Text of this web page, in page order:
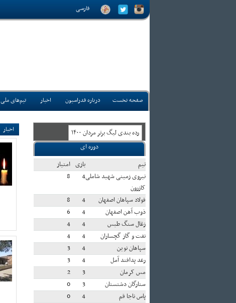
فارسی
صفحه نخست درباره فدراسیون اخبار تیم‌های ملی
رده بندی ليگ برتر مردان ۱۴۰۰
دوره ای
تيم
بازی امتياز
نیروی زمینی شهید شاملی
کازرون
4
8
فولاد سپاهان اصفهان 4
8
ذوب آهن اصفهان
4
6
زغال سنگ طبس
4
4
نفت و گاز گچساران
4
4
سپاهان نوین
4
3
رعد پدافند آمل
4
3
مس کرمان
3
2
ستارگان دشتستان
3
0
پاس ناجا قم
4
0
اخبار